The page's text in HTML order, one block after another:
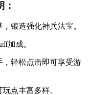
锻造强化神兵法宝。
加成。
轻松点击即可享受游
点丰富多样。